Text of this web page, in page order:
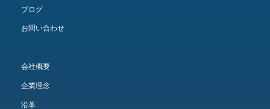
ブログ
お問い合わせ
会社概要
企業理念
沿革